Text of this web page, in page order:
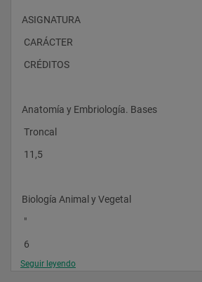
ASIGNATURA
CARÁCTER
CRÉDITOS
Anatomía y Embriología. Bases
Troncal
11,5
Biología Animal y Vegetal
"
6
Seguir leyendo